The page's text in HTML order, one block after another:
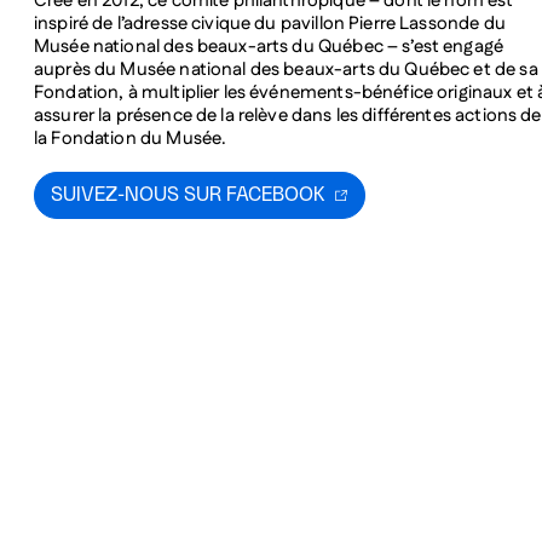
inspiré de l’adresse civique du pavillon Pierre Lassonde du
Musée national des beaux-arts du Québec – s’est engagé
auprès du Musée national des beaux-arts du Québec et de sa
Fondation, à multiplier les événements-bénéfice originaux et
assurer la présence de la relève dans les différentes actions de
la Fondation du Musée.
SUIVEZ-NOUS SUR FACEBOOK